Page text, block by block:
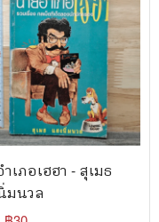
เภอเฮฮา - สุเมธ
มนวล